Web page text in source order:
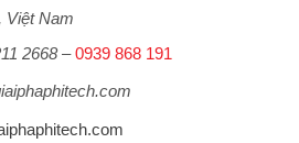
Việt Nam
2668–0939 868 191